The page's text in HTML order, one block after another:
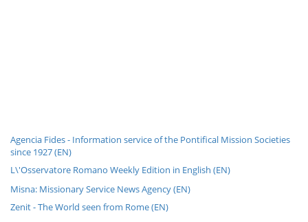
Agencia Fides - Information service of the Pontifical Mission Societies
since 1927 (EN)
L\'Osservatore Romano Weekly Edition in English (EN)
Misna: Missionary Service News Agency (EN)
Zenit - The World seen from Rome (EN)